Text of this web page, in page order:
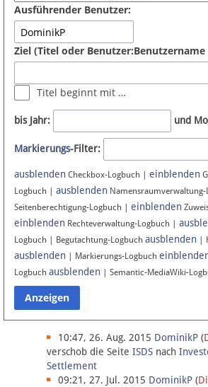
Fehler melden
Newsletter
Bluesky
Facebook
Instagram
Anmelden
Datenschutz
Über Lobbypedia
Impressum
Ausführender Benutzer:
Ziel (Titel oder
Titel beginnt mit …
bis Jahr: und
Markierungs-Filter:
ausblenden Checkbox-Logbuch | einblenden
Logbuch | ausblenden Namensraumverwaltung-
Seitenberechtigung-Logbuch | einblenden
einblenden Rechteverwaltung-Logbuch |
Logbuch | Begutachtung-Logbuch ausblenden |
ausblenden | Markierungs-Logbuch
Logbuch ausblenden | Semantic-MediaWiki-
10:47, 26. Aug. 2015 DominikP (
verschob die Seite ISDS nach
Settlement
09:21, 27. Jul. 2015 DominikP (